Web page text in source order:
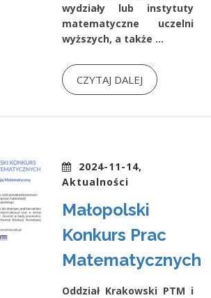
wydziały lub instytuty
matematyczne uczelni
wyższych, a także ...
CZYTAJ DALEJ
2024-11-14,
Aktualności
Małopolski
Konkurs Prac
Matematycznych
Oddział Krakowski PTM i